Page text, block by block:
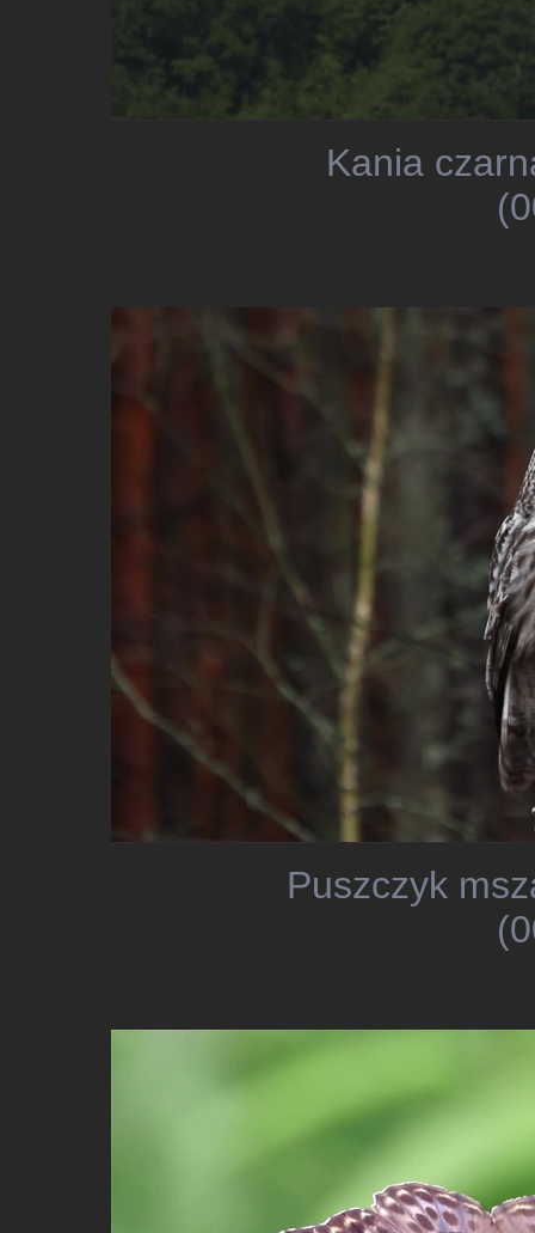
Kania
Puszczyk